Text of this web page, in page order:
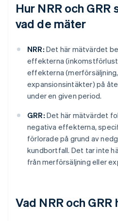
Hur NRR och
vad de mäter
NRR: Det här mätvärdet
effekterna
effekterna
expansionsintäkter) på
under en given period.
GRR: Det här mätvärdet
negativa effekterna,
förlorade på grund av
kundbortfall. Det tar inte
från merförsäljning eller
Vad NRR och